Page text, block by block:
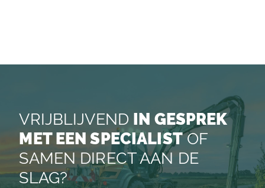
VRIJBLIJVEND IN GESPREK
MET EEN SPECIALISTOF
SAMEN DIRECT AAN DE
SLAG?